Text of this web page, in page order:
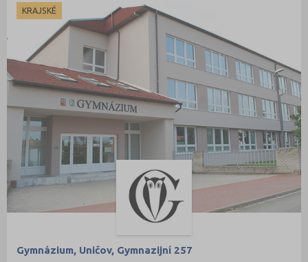
KRAJSKÉ
Gymnázium, Uničov, Gymnazijní 257